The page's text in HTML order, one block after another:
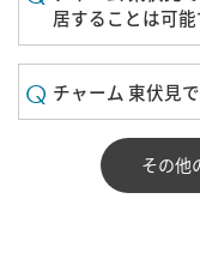
居することは可能
チャーム 東伏見
その他